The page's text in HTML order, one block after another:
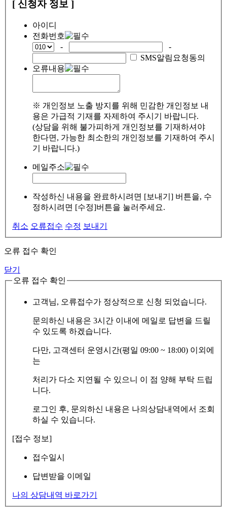
[ 신청자 정보 ]
아이디
전화번호
-
-
SMS알림요청동의
오류내용
※ 개인정보 노출 방지를 위해 민감한 개인정보 내
용은 가급적 기재를 자제하여 주시기 바랍니다.
(상담을 위해 불가피하게 개인정보를 기재하셔야
한다면, 가능한 최소한의 개인정보를 기재하여 주시
기 바랍니다.)
메일주소
작성하신 내용을 완료하시려면 [보내기] 버튼을, 수
정하시려면 [수정]버튼을 눌러주세요.
취소 오류접수 수정 보내기
오류 접수 확인
닫기
오류 접수 확인
고객님, 오류접수가 정상적으로 신청 되었습니다.
문의하신 내용은 3시간 이내에 메일로 답변을 드릴
수 있도록 하겠습니다.
다만, 고객센터 운영시간(평일 09:00 ~ 18:00) 이외에
는
처리가 다소 지연될 수 있으니 이 점 양해 부탁 드립
니다.
로그인 후, 문의하신 내용은 나의상담내역에서 조회
하실 수 있습니다.
[접수 정보]
접수일시
답변받을 이메일
나의 상담내역 바로가기